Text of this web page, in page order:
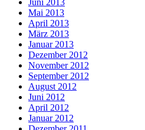
Mai 2013
April 2013
März 2013
Januar 2013
Dezember 2012
November 2012
September 2012
August 2012
Juni 2012
April 2012
Januar 2012